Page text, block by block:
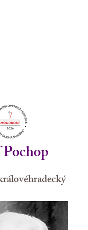
Pochop